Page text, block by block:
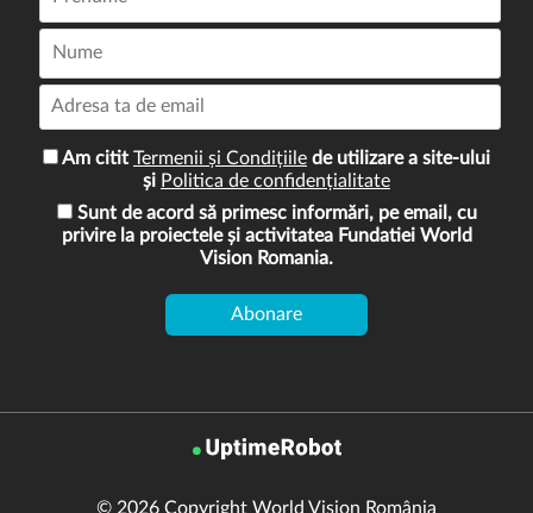
Am citit Termenii și Condițiile de utilizare a site-ului
și Politica de confidențialitate
Sunt de acord să primesc informări, pe email, cu
privire la proiectele și activitatea Fundatiei World
Vision Romania.
© 2026 Copyright World Vision România